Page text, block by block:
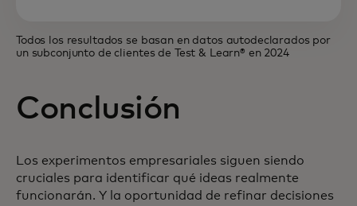
Todos los resultados se basan en datos autodeclarados por
un subconjunto de clientes de Test & Learn® en 2024
Conclusión
Los experimentos empresariales siguen siendo
cruciales para identificar qué ideas realmente
funcionarán. Y la oportunidad de refinar decisiones